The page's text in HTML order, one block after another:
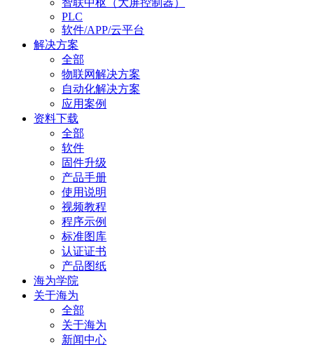
智联中枢（大屏控制器）
PLC
软件/APP/云平台
解决方案
全部
物联网解决方案
自动化解决方案
应用案例
资料下载
全部
软件
固件升级
产品手册
使用说明
视频教程
程序示例
标准图库
认证证书
产品图纸
海为学院
关于海为
全部
关于海为
新闻中心